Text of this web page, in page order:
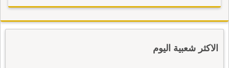
الاكثر شعبية اليوم